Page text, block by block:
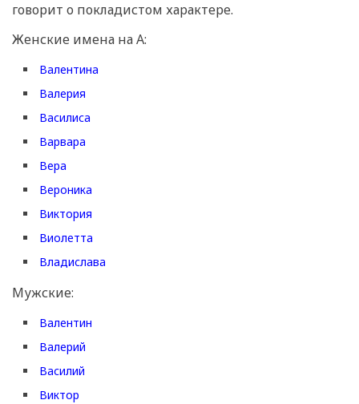
говорит о покладистом характере.
Женские имена на А:
Валентина
Валерия
Василиса
Варвара
Вера
Вероника
Виктория
Виолетта
Владислава
Мужские:
Валентин
Валерий
Василий
Виктор